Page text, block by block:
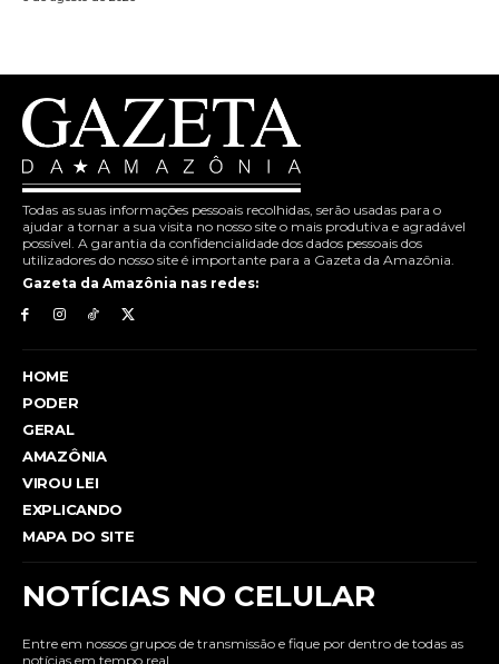
Todas as suas informações pessoais recolhidas, serão usadas para o
ajudar a tornar a sua visita no nosso site o mais produtiva e agradável
possível. A garantia da confidencialidade dos dados pessoais dos
utilizadores do nosso site é importante para a Gazeta da Amazônia.
Gazeta da Amazônia nas redes:
HOME
PODER
GERAL
AMAZÔNIA
VIROU LEI
EXPLICANDO
MAPA DO SITE
NOTÍCIAS NO CELULAR
Entre em nossos grupos de transmissão e fique por dentro de todas as
notícias em tempo real.